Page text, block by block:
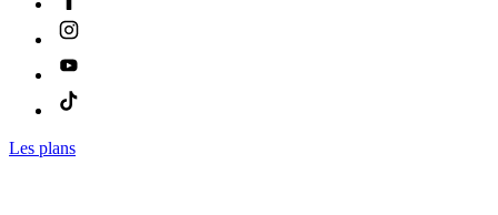
Les plans